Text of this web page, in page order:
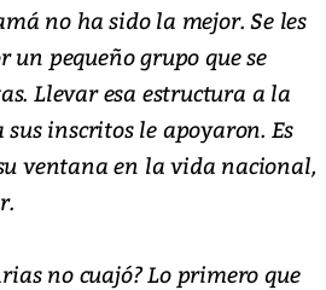
no ha sido la mejor. Se les
un pequeño grupo que se
Llevar esa estructura a la
inscritos le apoyaron. Es
ventana en la vida nacional,
no cuajó? Lo primero que